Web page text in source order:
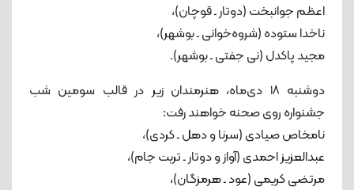
اعظم جوانبخت (دوتار ـ قوچان)،
ناخدا ستوده (شروه‌خوانی ـ بوشهر)،
مجید پاکدل (نی جفتی ـ بوشهر).
دوشنبه ۱۸ دی‌ماه، هنرمندان زیر در قالب سومین شب
جشنواره روی صحنه خواهند رفت:
نامخاص صیادی (سرنا و دهل ـ کردی)،
عبدالعزیز احمدی (آواز و دوتار ـ تربت جام)،
مرتضی کریمی (عود ـ هرمزگان)،